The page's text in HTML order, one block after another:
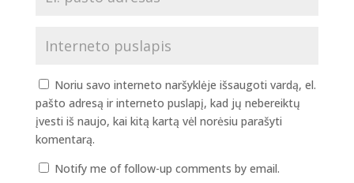
Noriu savo interneto naršyklėje išsaugoti vardą, el.
pašto adresą ir interneto puslapį, kad jų nebereiktų
įvesti iš naujo, kai kitą kartą vėl norėsiu parašyti
komentarą.
Notify me of follow-up comments by email.